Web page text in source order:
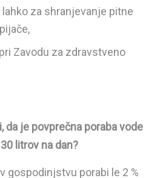
za shranjevanje pitne
Zavodu za zdravstveno
povprečna poraba vode
litrov na dan?
gospodinjstvu porabi le 2 %